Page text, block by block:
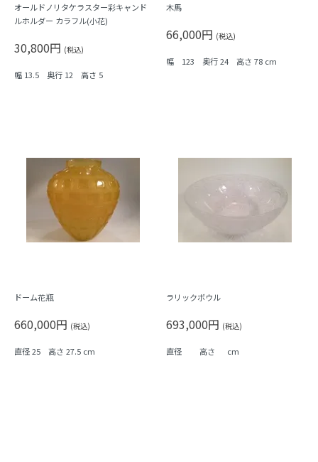
オールドノリタケラスター彩キャンド
ルホルダー カラフル(小花)
30,800円 (税込)
幅 13.5 奥行 12 高さ 5
木馬
66,000円 (税込)
幅 123 奥行 24 高さ 78 cm
ドーム花瓶
660,000円 (税込)
直径 25 高さ 27.5 cm
ラリックボウル
693,000円 (税込)
直径 高さ cm